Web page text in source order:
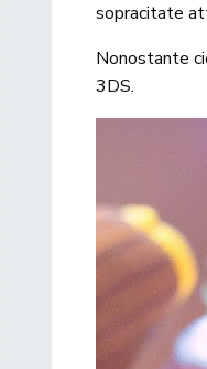
sopracitate
Nonostante
3DS.